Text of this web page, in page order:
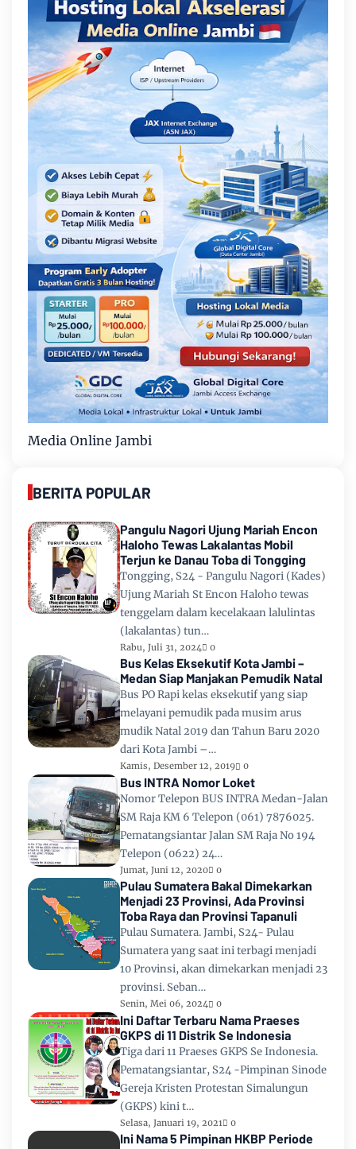
Media Online Jambi
BERITA POPULAR
Pangulu Nagori Ujung Mariah Encon
Haloho Tewas Lakalantas Mobil
Terjun ke Danau Toba di Tongging
Tongging, S24 - Pangulu Nagori (Kades)
Ujung Mariah St Encon Haloho tewas
tenggelam dalam kecelakaan lalulintas
(lakalantas) tun…
Rabu, Juli 31, 2024 0
Bus Kelas Eksekutif Kota Jambi –
Medan Siap Manjakan Pemudik Natal
Bus PO Rapi kelas eksekutif yang siap
melayani pemudik pada musim arus
mudik Natal 2019 dan Tahun Baru 2020
dari Kota Jambi –…
Kamis, Desember 12, 2019 0
Bus INTRA Nomor Loket
Nomor Telepon BUS INTRA Medan-Jalan
SM Raja KM 6 Telepon (061) 7876025.
Pematangsiantar Jalan SM Raja No 194
Telepon (0622) 24…
Jumat, Juni 12, 2020 0
Pulau Sumatera Bakal Dimekarkan
Menjadi 23 Provinsi, Ada Provinsi
Toba Raya dan Provinsi Tapanuli
Pulau Sumatera. Jambi, S24- Pulau
Sumatera yang saat ini terbagi menjadi
10 Provinsi, akan dimekarkan menjadi 23
provinsi. Seban…
Senin, Mei 06, 2024 0
Ini Daftar Terbaru Nama Praeses
GKPS di 11 Distrik Se Indonesia
Tiga dari 11 Praeses GKPS Se Indonesia.
Pematangsiantar, S24 -Pimpinan Sinode
Gereja Kristen Protestan Simalungun
(GKPS) kini t…
Selasa, Januari 19, 2021 0
Ini Nama 5 Pimpinan HKBP Periode